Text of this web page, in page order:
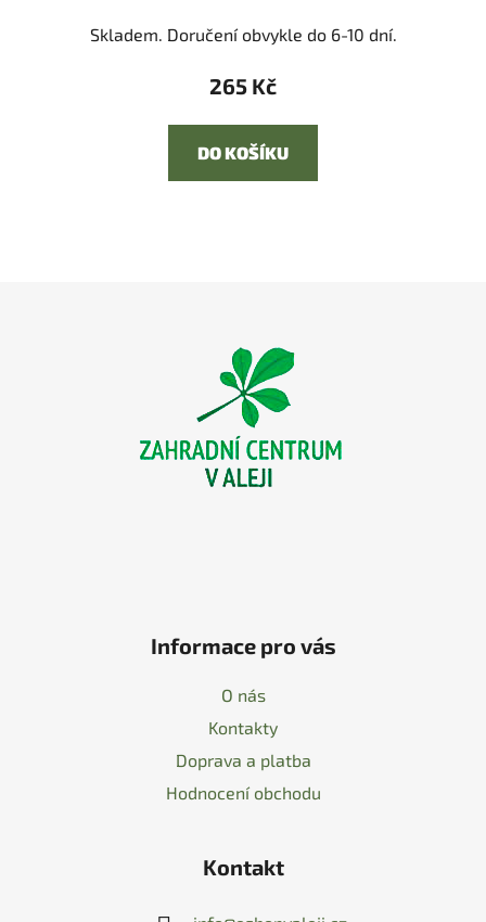
Skladem. Doručení obvykle do 6-10 dní.
265 Kč
DO KOŠÍKU
Informace pro vás
O nás
Kontakty
Doprava a platba
Hodnocení obchodu
Kontakt